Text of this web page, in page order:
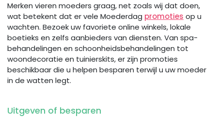
Merken vieren moeders graag, net zoals wij dat doen,
wat betekent dat er vele Moederdag promoties op u
wachten. Bezoek uw favoriete online winkels, lokale
boetieks en zelfs aanbieders van diensten. Van spa-
behandelingen en schoonheidsbehandelingen tot
woondecoratie en tuinierskits, er zijn promoties
beschikbaar die u helpen besparen terwijl u uw moeder
in de watten legt.
Uitgeven of besparen